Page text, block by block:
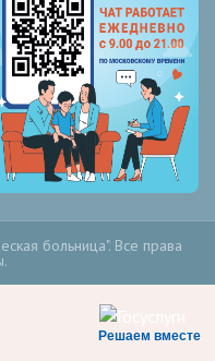
больница". Все права
Решаем вместе